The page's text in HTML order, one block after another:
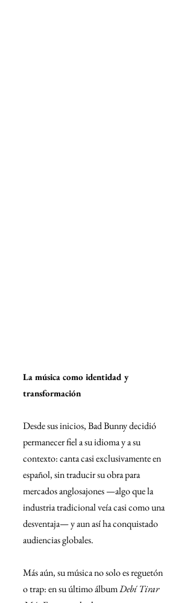
La música como identidad y
transformación
Desde sus inicios, Bad Bunny decidió
permanecer fiel a su idioma y a su
contexto: canta casi exclusivamente en
español, sin traducir su obra para
mercados anglosajones —algo que la
industria tradicional veía casi como una
desventaja— y aun así ha conquistado
audiencias globales.
Más aún, su música no solo es reguetón
o trap: en su último álbum Debí Tirar